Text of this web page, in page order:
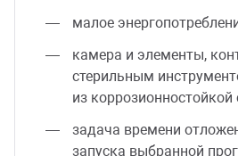
малое
камера и элементы,
стерильным
из коррозионностойкой
задача времени
запуска выбранной